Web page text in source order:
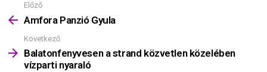
Mutass
többet
Előző
Amfora Panzió Gyula
Következő
Balatonfenyvesen a strand közvetlen közelében
vízparti nyaraló